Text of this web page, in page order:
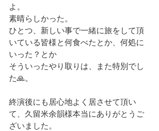
よ。
素晴らしかった。
ひとつ、新しい事で一緒に旅をして頂
いている皆様と何食べたとか、何処に
いった？とか
そういったやり取りは、また特別でし
た🙏。
終演後にも居心地よく居させて頂い
て、久留米余韻様本当にありがとうご
ざいました。